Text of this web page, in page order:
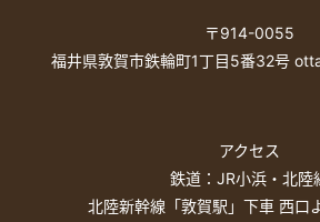
〒914-0055
福井県敦賀市鉄輪町1丁目5番32号
アクセス
鉄道：JR小浜・北陸
北陸新幹線「敦賀駅」下車 西口